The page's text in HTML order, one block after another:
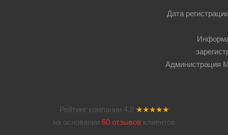
Дата
Администрация
Рейтинг компании 4.8 ★★★★★
на основании 60 отзывов клиентов